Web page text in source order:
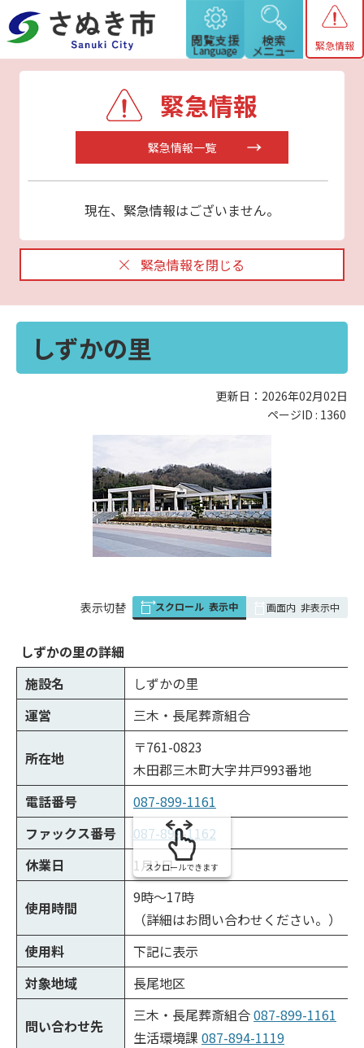
緊急情報
緊急情報
緊急情報一覧
現在、緊急情報はございません。
緊急情報を閉じる
しずかの里
更新日：2026年02月02日
ページID : 1360
表
み
の
表示切替 スクロール 表示中 画面内 非表示中
しずかの里の詳細
施設名
しずかの里
運営
三木・長尾葬斎組合
所在地
〒761-0823
木田郡三木町大字井戸993番地
電話番号
087-899-1161
ファックス番号
087-899-1162
休業日
1月1日
使用時間
9時～17時
（詳細はお問い合わせください。）
使用料
下記に表示
対象地域
長尾地区
問い合わせ先
三木・長尾葬斎組合087-899-1161
生活環境課 087-894-1119
スクロールできます